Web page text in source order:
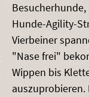
Hunde-Agility-
Vierbeiner
"Nase frei"
Wippen bis